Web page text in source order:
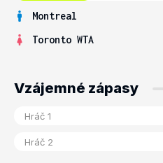
Montreal
Toronto WTA
Vzájemné zápasy